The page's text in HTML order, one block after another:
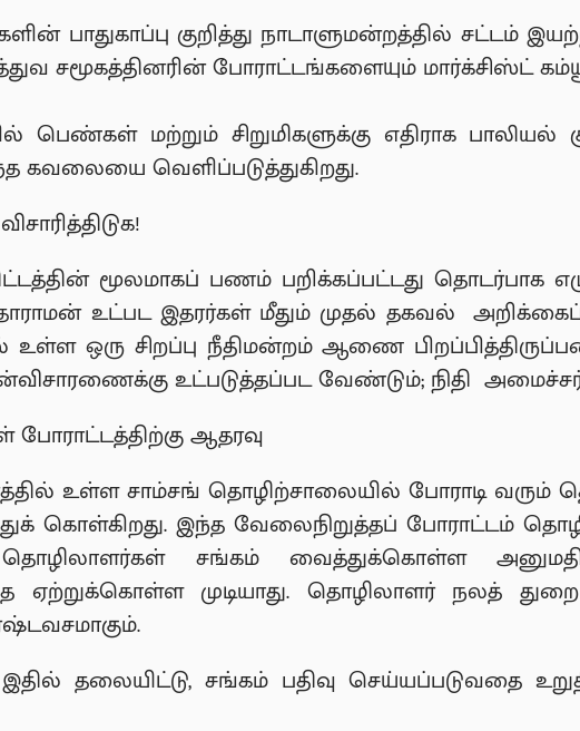
பாதுகாப்பு குறித்து நாடாளுமன்றத்தில் சட்டம்
சமூகத்தினரின் போராட்டங்களையும் மார்க்சிஸ்ட்
பெண்கள் மற்றும் சிறுமிகளுக்கு எதிராக பாலியல்
கவலையை வெளிப்படுத்துகிறது.
மூலமாகப் பணம் பறிக்கப்பட்டது தொடர்பாக
உட்பட இதரர்கள் மீதும் முதல் தகவல்
ஒரு சிறப்பு நீதிமன்றம் ஆணை பிறப்பித்திருப்பதை
உட்படுத்தப்பட வேண்டும்; நிதி
ஆதரவு
உள்ள சாம்சங் தொழிற்சாலையில் போராடி வரும்
கொள்கிறது. இந்த வேலைநிறுத்தப் போராட்டம்
தொழிலாளர்கள் சங்கம் வைத்துக்கொள்ள
ஏற்றுக்கொள்ள முடியாது. தொழிலாளர் நலத்
தலையிட்டு, சங்கம் பதிவு செய்யப்படுவதை